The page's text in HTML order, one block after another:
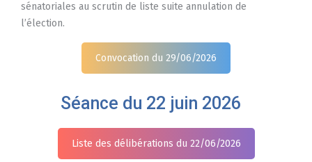
sénatoriales au scrutin de liste suite annulation de
l’élection.
Convocation du 29/06/2026
Séance du 22 juin 2026
Liste des délibérations du 22/06/2026